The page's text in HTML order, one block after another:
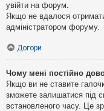
увійти на форум.
Якщо не вдалося
адміністратором форуму.
Догори
Чому мені постійно
Якщо ви не ставите
зможете залишатися під
встановленого часу. Це